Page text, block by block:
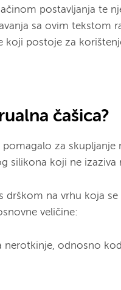
postavljanja te
sa ovim tekstom
koji postoje za
čašica?
pomagalo za skupljanje
silikona koji ne izaziva
drškom na vrhu koja
veličine:
nerotkinje, odnosno